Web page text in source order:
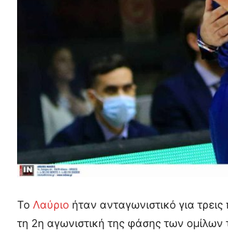
Το Λαύριο ήταν ανταγωνιστικό για
τη 2η αγωνιστική της φάσης των ομίλων